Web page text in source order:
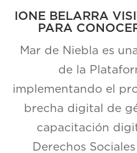
IONE BELARRA
PARA
Mar de Niebla es
de la
implementando el
brecha digital de
capacitación
Derechos